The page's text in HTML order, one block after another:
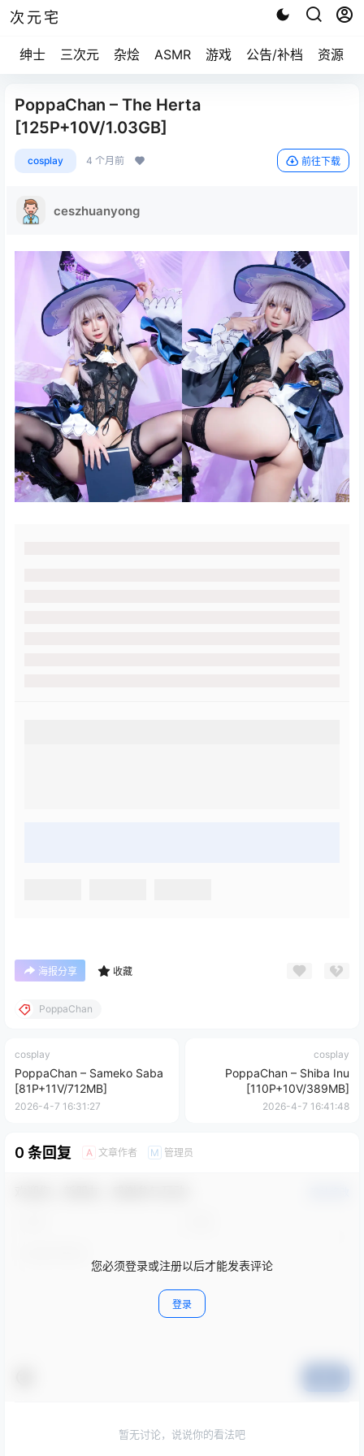
次元宅
绅士 三次元 杂烩 ASMR 游戏 公告/补档 资源求
PoppaChan – The Herta
[125P+10V/1.03GB]
cosplay 4 个月前 前往下载
ceszhuanyong
海报分享 收藏
PoppaChan
cosplay
PoppaChan – Sameko Saba
[81P+11V/712MB]
2026-4-7 16:31:27
cosplay
PoppaChan – Shiba Inu
[110P+10V/389MB]
2026-4-7 16:41:48
0 条回复 A 文章作者 M 管理员
您必须登录或注册以后才能发表评论
登录
暂无讨论，说说你的看法吧